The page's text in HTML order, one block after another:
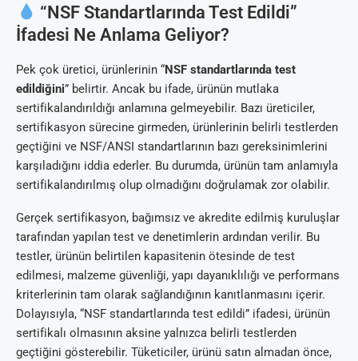
“NSF Standartlarında Test Edildi”
İfadesi Ne Anlama Geliyor?
Pek çok üretici, ürünlerinin “NSF standartlarında test
edildiğini” belirtir. Ancak bu ifade, ürünün mutlaka
sertifikalandırıldığı anlamına gelmeyebilir. Bazı üreticiler,
sertifikasyon sürecine girmeden, ürünlerinin belirli testlerden
geçtiğini ve NSF/ANSI standartlarının bazı gereksinimlerini
karşıladığını iddia ederler. Bu durumda, ürünün tam anlamıyla
sertifikalandırılmış olup olmadığını doğrulamak zor olabilir.
Gerçek sertifikasyon, bağımsız ve akredite edilmiş kuruluşlar
tarafından yapılan test ve denetimlerin ardından verilir. Bu
testler, ürünün belirtilen kapasitenin ötesinde de test
edilmesi, malzeme güvenliği, yapı dayanıklılığı ve performans
kriterlerinin tam olarak sağlandığının kanıtlanmasını içerir.
Dolayısıyla, “NSF standartlarında test edildi” ifadesi, ürünün
sertifikalı olmasının aksine yalnızca belirli testlerden
geçtiğini gösterebilir. Tüketiciler, ürünü satın almadan önce,